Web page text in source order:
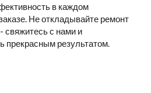
в каждом
Не откладывайте ремонт
свяжитесь с нами и
прекрасным результатом.